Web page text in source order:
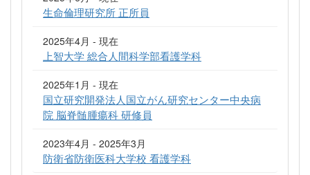
生命倫理研究所 正所員
2025年4月 - 現在
上智大学 総合人間科学部看護学科
2025年1月 - 現在
国立研究開発法人国立がん研究センター中央病
院 脳脊髄腫瘍科 研修員
2023年4月 - 2025年3月
防衛省防衛医科大学校 看護学科